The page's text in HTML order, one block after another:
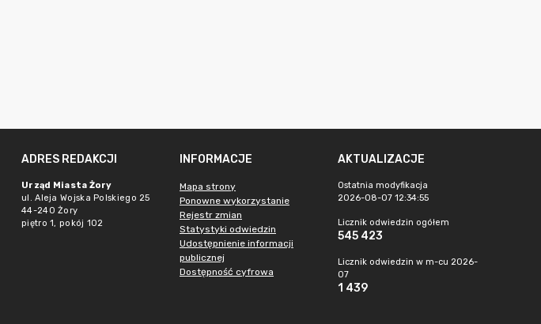
ADRES REDAKCJI
Urząd Miasta Żory
ul. Aleja Wojska Polskiego 25
44-240 Żory
piętro 1, pokój 102
INFORMACJE
Mapa strony
Ponowne wykorzystanie
Rejestr zmian
Statystyki odwiedzin
Udostępnienie informacji
publicznej
Dostępność cyfrowa
AKTUALIZACJE
Ostatnia modyfikacja
2026-08-07 12:34:55
Licznik odwiedzin ogółem
545 423
Licznik odwiedzin w m-cu 2026-
07
1 439